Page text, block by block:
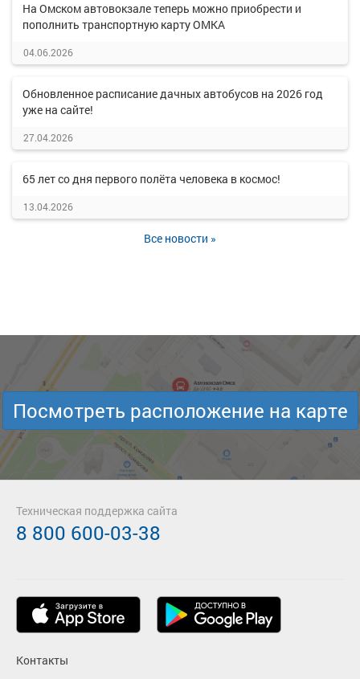
На Омском автовокзале теперь можно приобрести и
пополнить транспортную карту ОМКА
04.06.2026
Обновленное расписание дачных автобусов на 2026 год
уже на сайте!
27.04.2026
65 лет со дня первого полёта человека в космос!
13.04.2026
Все новости »
Посмотреть расположение на карте
Контакты
Техническая поддержка сайта
8 800 600-03-38